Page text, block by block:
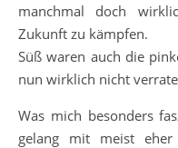
manchmal doch
Zukunft zu kämpfen.
Süß waren auch die
nun wirklich nicht
Was mich besonders
gelang mit meist eher